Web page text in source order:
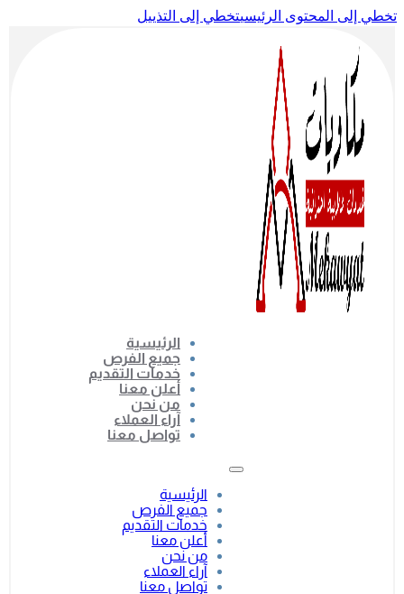
تخطي إلى المحتوى الرئيسيتخطي إلى التذييل
الرئيسية
جميع الفرص
خدمات التقديم
أعلن معنا
من نحن
آراء العملاء
تواصل معنا
الرئيسية
جميع الفرص
خدمات التقديم
أعلن معنا
من نحن
آراء العملاء
تواصل معنا